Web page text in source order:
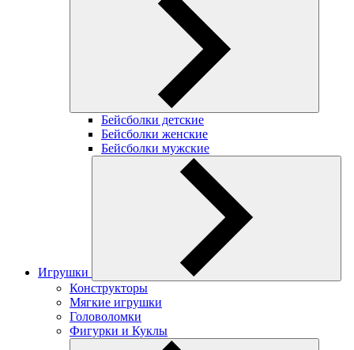
Бейсболки детские
Бейсболки женские
Бейсболки мужские
Игрушки
Конструкторы
Мягкие игрушки
Головоломки
Фигурки и Куклы